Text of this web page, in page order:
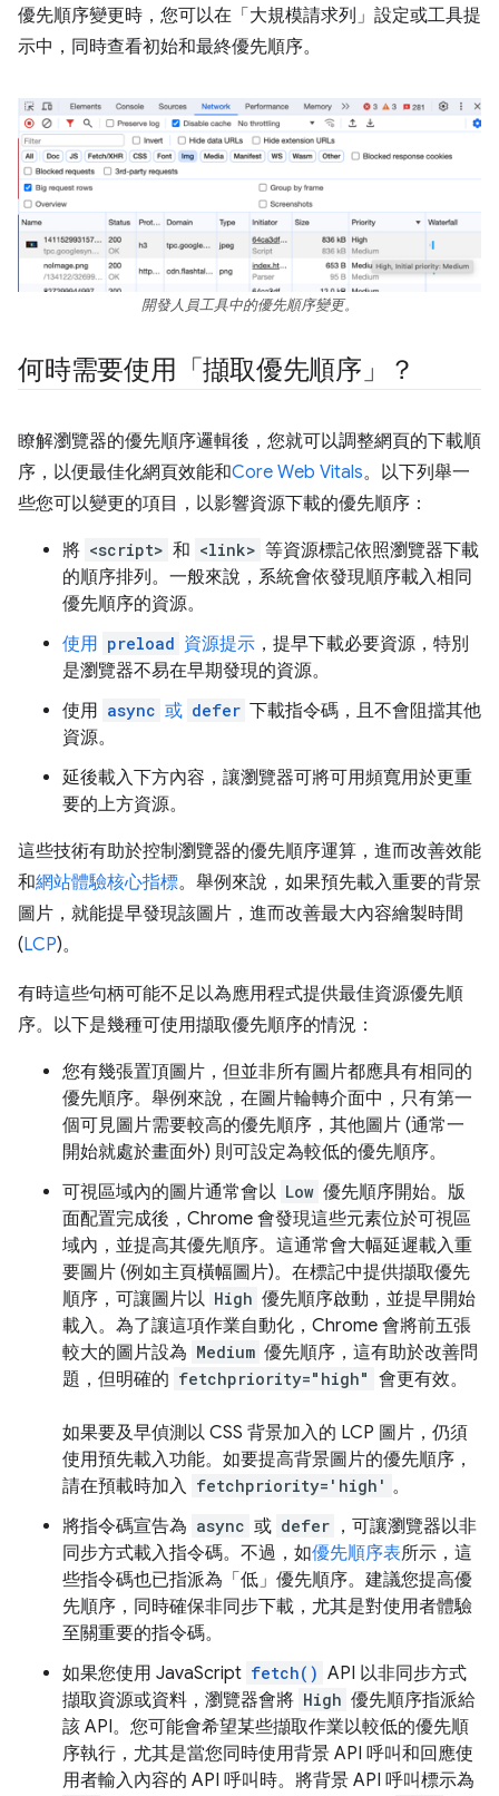
優先順序變更時，您可以在「大規模請求列」 設定或工具提
示中，同時查看初始和最終優先順序。
開發人員工具中的優先順序變更。
何時需要使用「擷取優先順序」？
瞭解瀏覽器的優先順序邏輯後，您就可以調整網頁的下載順
序，以便最佳化網頁效能和Core Web Vitals。以下列舉一
些您可以變更的項目，以影響資源下載的優先順序：
將 <script> 和 <link> 等資源標記依照瀏覽器下載
的順序排列。一般來說，系統會依發現順序載入相同
優先順序的資源。
使用 preload 資源提示 ，提早下載必要資源，特別
是瀏覽器不易在早期發現的資源。
使用 async 或 defer 下載指令碼，且不會阻擋其他
資源。
延後載入下方內容，讓瀏覽器可將可用頻寬用於更重
要的上方資源。
這些技術有助於控制瀏覽器的優先順序運算，進而改善效能
和網站體驗核心指標。舉例來說，如果預先載入重要的背景
圖片，就能提早發現該圖片，進而改善最大內容繪製時間
(LCP)。
有時這些句柄可能不足以為應用程式提供最佳資源優先順
序。以下是幾種可使用擷取優先順序的情況：
您有幾張置頂圖片，但並非所有圖片都應具有相同的
優先順序。舉例來說，在圖片輪轉介面中，只有第一
個可見圖片需要較高的優先順序，其他圖片 (通常一
開始就處於畫面外) 則可設定為較低的優先順序。
可視區域內的圖片通常會以 Low 優先順序開始。版
面配置完成後，Chrome 會發現這些元素位於可視區
域內，並提高其優先順序。這通常會大幅延遲載入重
要圖片 (例如主頁橫幅圖片)。在標記中提供擷取優先
順序，可讓圖片以 High 優先順序啟動，並提早開始
載入。為了讓這項作業自動化，Chrome 會將前五張
較大的圖片設為 Medium 優先順序，這有助於改善問
題，但明確的 fetchpriority="high" 會更有效。
如果要及早偵測以 CSS 背景加入的 LCP 圖片，仍須
使用預先載入功能。如要提高背景圖片的優先順序，
請在預載時加入 fetchpriority='high' 。
將指令碼宣告為 async 或 defer ，可讓瀏覽器以非
同步方式載入指令碼。不過，如優先順序表所示，這
些指令碼也已指派為「低」優先順序。建議您提高優
先順序，同時確保非同步下載，尤其是對使用者體驗
至關重要的指令碼。
如果您使用 JavaScript fetch() API 以非同步方式
擷取資源或資料，瀏覽器會將 High 優先順序指派給
該 API。您可能會希望某些擷取作業以較低的優先順
序執行，尤其是當您同時使用背景 API 呼叫和回應使
用者輸入內容的 API 呼叫時。將背景 API 呼叫標示為